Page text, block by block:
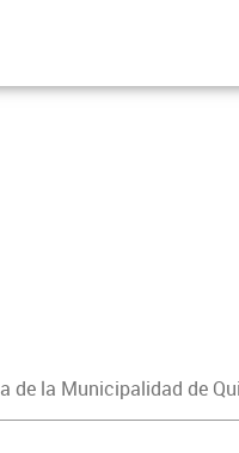
de la Municipalidad de